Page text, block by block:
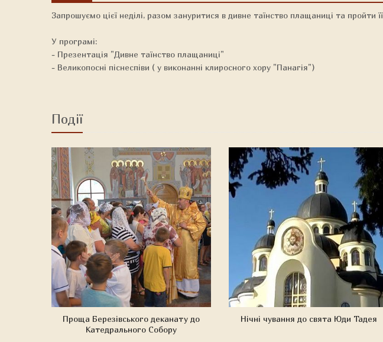
Запрошуємо цієї неділі, разом зануритися в дивне таїнство плащаниці та
У програмі:
- Презентація "Дивне таїнство плащаниці"
- Великопосні піснеспіви ( у виконанні клиросного хору "Панагія")
Події
Проща Березівського деканату до
Катедрального Собору
Нічні чування до свята Юди Тадея